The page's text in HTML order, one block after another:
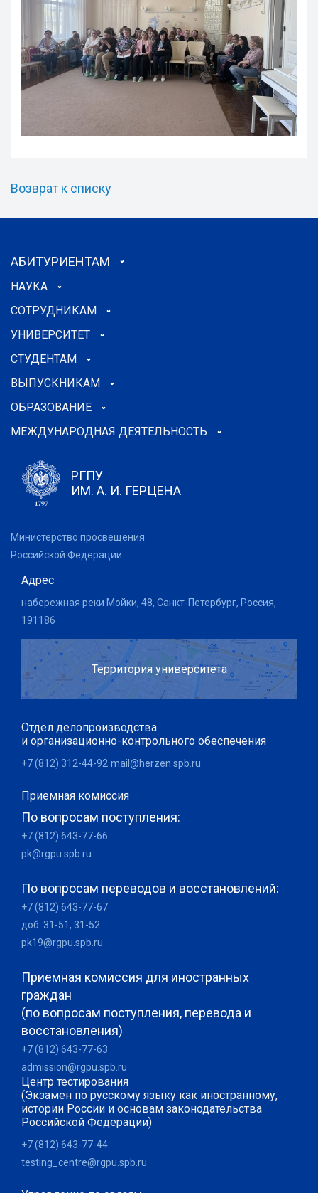
Возврат к списку
АБИТУРИЕНТАМ
НАУКА
СОТРУДНИКАМ
УНИВЕРСИТЕТ
СТУДЕНТАМ
ВЫПУСКНИКАМ
ОБРАЗОВАНИЕ
МЕЖДУНАРОДНАЯ ДЕЯТЕЛЬНОСТЬ
РГПУ
ИМ. А. И. ГЕРЦЕНА
Министерство просвещения
Российской Федерации
Адрес
набережная реки Мойки, 48, Санкт-Петербург, Россия,
191186
Территория университета
Отдел делопроизводства
и организационно-контрольного обеспечения
+7 (812) 312-44-92 mail@herzen.spb.ru
Приемная комиссия
По вопросам поступления:
+7 (812) 643-77-66
pk@rgpu.spb.ru
По вопросам переводов и восстановлений:
+7 (812) 643-77-67
доб. 31-51, 31-52
pk19@rgpu.spb.ru
Приемная комиссия для иностранных
граждан
(по вопросам поступления, перевода и
восстановления)
+7 (812) 643-77-63
admission@rgpu.spb.ru
Центр тестирования
(Экзамен по русскому языку как иностранному,
истории России и основам законодательства
Российской Федерации)
+7 (812) 643-77-44
testing_centre@rgpu.spb.ru